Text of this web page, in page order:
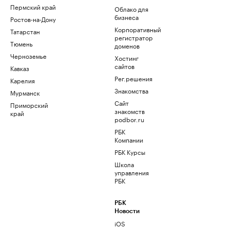
Пермский край
Ростов-на-Дону
Татарстан
Тюмень
Черноземье
Кавказ
Карелия
Мурманск
Приморский
край
Облако для
бизнеса
Корпоративный
регистратор
доменов
Хостинг
сайтов
Рег.решения
Знакомства
Сайт
знакомств
podbor.ru
РБК
Компании
РБК Курсы
Школа
управления
РБК
РБК
Новости
iOS